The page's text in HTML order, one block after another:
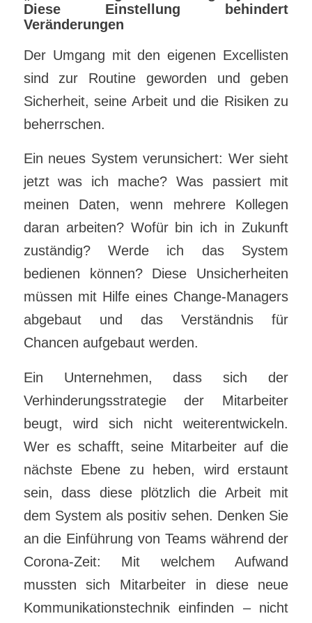
Diese Einstellung behindert
Veränderungen
Der Umgang mit den eigenen Excellisten
sind zur Routine geworden und geben
Sicherheit, seine Arbeit und die Risiken zu
beherrschen.
Ein neues System verunsichert: Wer sieht
jetzt was ich mache? Was passiert mit
meinen Daten, wenn mehrere Kollegen
daran arbeiten? Wofür bin ich in Zukunft
zuständig? Werde ich das System
bedienen können? Diese Unsicherheiten
müssen mit Hilfe eines Change-Managers
abgebaut und das Verständnis für
Chancen aufgebaut werden.
Ein Unternehmen, dass sich der
Verhinderungsstrategie der Mitarbeiter
beugt, wird sich nicht weiterentwickeln.
Wer es schafft, seine Mitarbeiter auf die
nächste Ebene zu heben, wird erstaunt
sein, dass diese plötzlich die Arbeit mit
dem System als positiv sehen. Denken Sie
an die Einführung von Teams während der
Corona-Zeit: Mit welchem Aufwand
mussten sich Mitarbeiter in diese neue
Kommunikationstechnik einfinden – nicht